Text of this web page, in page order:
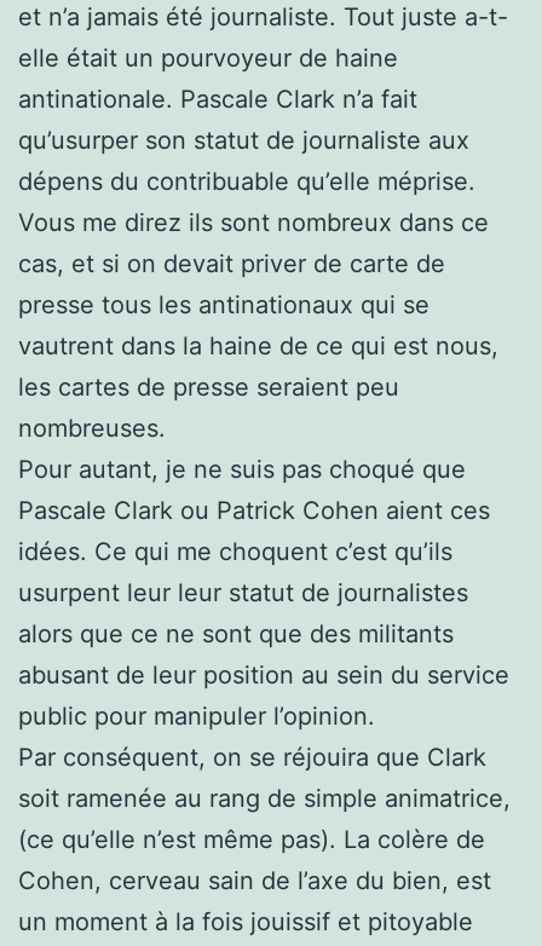
et n’a jamais été journaliste. Tout juste a-t-
elle était un pourvoyeur de haine
antinationale. Pascale Clark n’a fait
qu’usurper son statut de journaliste aux
dépens du contribuable qu’elle méprise.
Vous me direz ils sont nombreux dans ce
cas, et si on devait priver de carte de
presse tous les antinationaux qui se
vautrent dans la haine de ce qui est nous,
les cartes de presse seraient peu
nombreuses.
Pour autant, je ne suis pas choqué que
Pascale Clark ou Patrick Cohen aient ces
idées. Ce qui me choquent c’est qu’ils
usurpent leur leur statut de journalistes
alors que ce ne sont que des militants
abusant de leur position au sein du service
public pour manipuler l’opinion.
Par conséquent, on se réjouira que Clark
soit ramenée au rang de simple animatrice,
(ce qu’elle n’est même pas). La colère de
Cohen, cerveau sain de l’axe du bien, est
un moment à la fois jouissif et pitoyable